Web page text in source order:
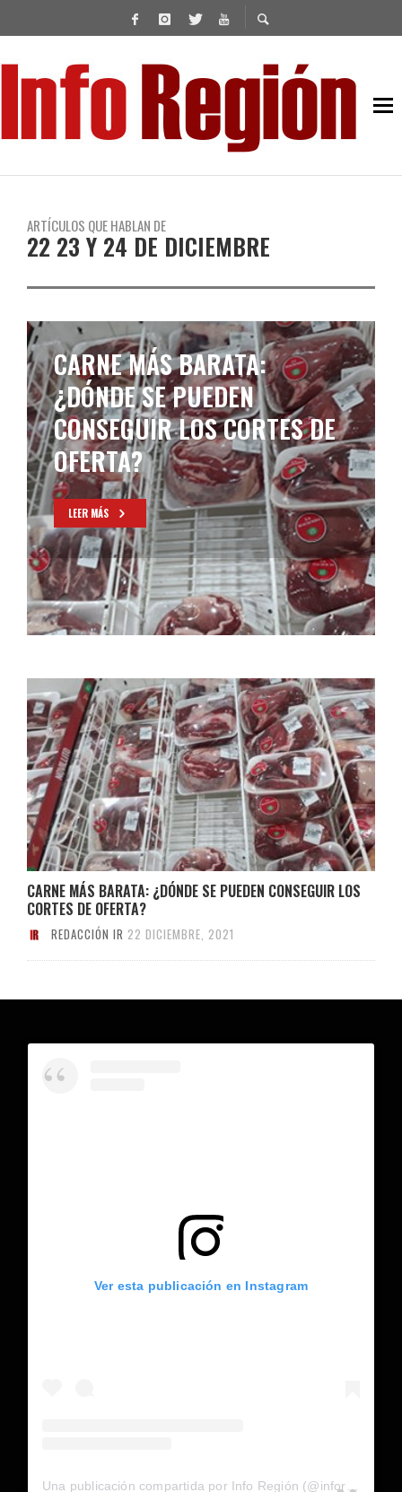
ARTÍCULOS QUE HABLAN DE
22 23 Y 24 DE DICIEMBRE
CARNE MÁS BARATA:
¿DÓNDE SE PUEDEN
CONSEGUIR LOS CORTES DE
OFERTA?
LEER MÁS
CARNE MÁS BARATA: ¿DÓNDE SE PUEDEN CONSEGUIR LOS
CORTES DE OFERTA?
REDACCIÓN IR 22 DICIEMBRE, 2021
Ver esta publicación en Instagram